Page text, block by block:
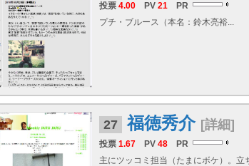
投票 4.00 PV 21
PR
プチ・ブルース（本名：鈴木亮裕...
27 福徳秀介 [詳細]
投票 1.67 PV 48
PR
主にツッコミ担当（たまにボケ）。